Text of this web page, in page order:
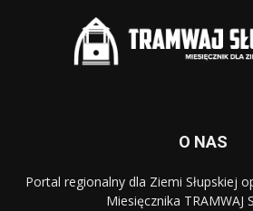
O NAS
Portal regionalny dla Ziemi Słupskiej
Miesięcznika TRAMWAJ